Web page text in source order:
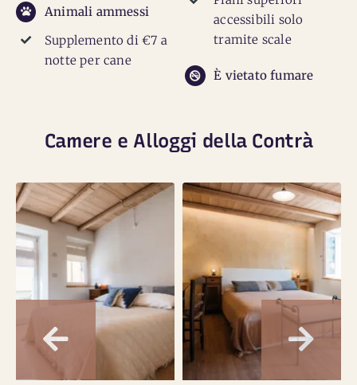
Animali ammessi
Supplemento di €7 a
notte per cane
accessibili solo
tramite scale
È vietato fumare
Camere e Alloggi della Contrà